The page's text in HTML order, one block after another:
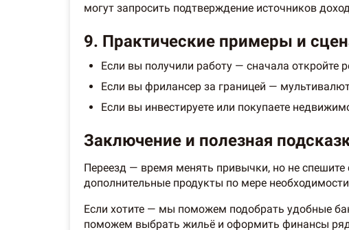
могут запросить подтверждение источников
9. Практические примеры и
Если вы получили работу — сначала откройте
Если вы фрилансер за границей —
Если вы инвестируете или покупаете
Заключение и полезная
Переезд — время менять привычки, но не спешите
дополнительные продукты по мере
Если хотите — мы поможем подобрать удобные
поможем выбрать жильё и оформить финансы